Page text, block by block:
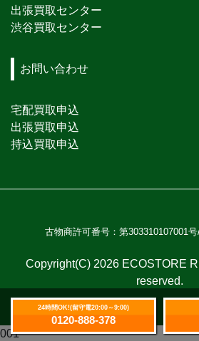
出張買取センター
渋谷買取センター
お問い合わせ
宅配買取申込
出張買取申込
持込買取申込
古物商許可番号：第303310107001
Copyright(C) 2026 ECOSTORE
reserved.
24時間OK!(留守電20:00～9:00)
0120-888-378
001